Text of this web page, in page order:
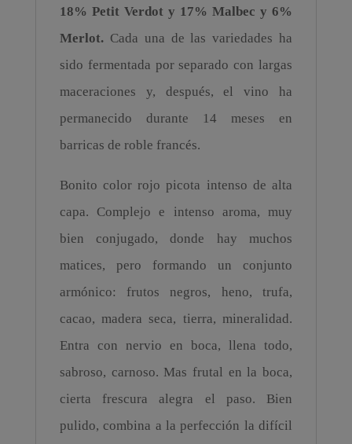
18% Petit Verdot y 17% Malbec y 6%
Merlot. Cada una de las variedades ha
sido fermentada por separado con largas
maceraciones y, después, el vino ha
permanecido durante 14 meses en
barricas de roble francés.
Bonito color rojo picota intenso de alta
capa. Complejo e intenso aroma, muy
bien conjugado, donde hay muchos
matices, pero formando un conjunto
armónico: frutos negros, heno, trufa,
cacao, madera seca, tierra, mineralidad.
Entra con nervio en boca, llena todo,
sabroso, carnoso. Mas frutal en la boca,
cierta frescura alegra el paso. Bien
pulido, combina a la perfección la difícil